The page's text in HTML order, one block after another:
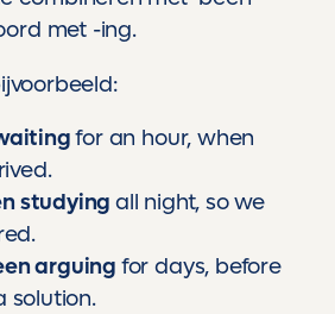
met -ing.
for an hour, when
studyingall night, so we
arguing for days, before
solution.